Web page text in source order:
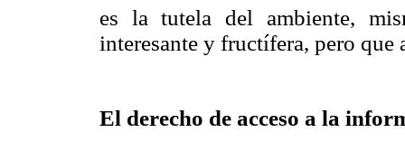
es la tutela del ambiente,
interesante y fructífera, pero que
El derecho de acceso a la